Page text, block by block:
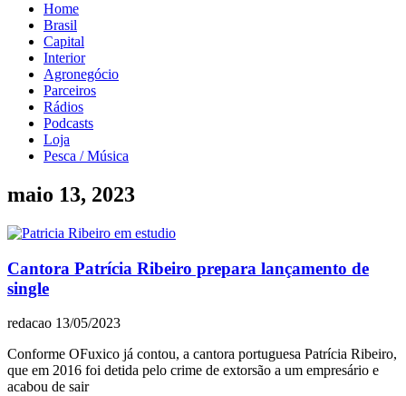
Home
Brasil
Capital
Interior
Agronegócio
Parceiros
Rádios
Podcasts
Loja
Pesca / Música
maio 13, 2023
Cantora Patrícia Ribeiro prepara lançamento de
single
redacao 13/05/2023
Conforme OFuxico já contou, a cantora portuguesa Patrícia Ribeiro,
que em 2016 foi detida pelo crime de extorsão a um empresário e
acabou de sair